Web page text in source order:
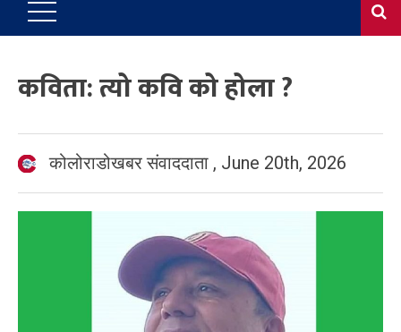
कविता: त्यो कवि को होला ?
कोलोराडोखबर संवाददाता , June 20th, 2026